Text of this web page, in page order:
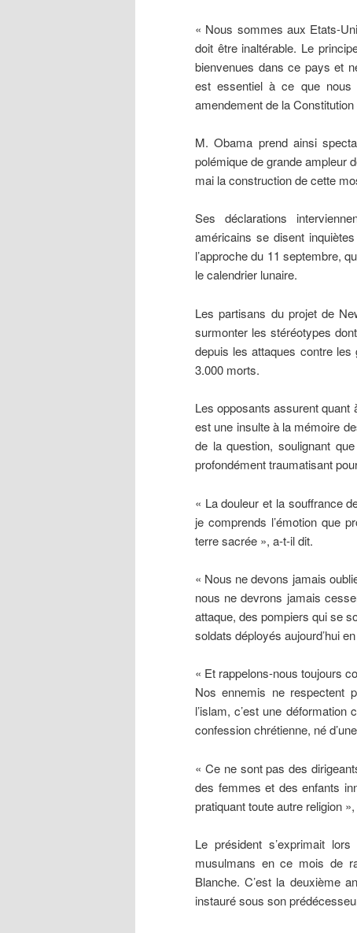
« Nous sommes aux Etats-
doit être inaltérable. Le
bienvenues dans ce pays et
est essentiel à ce que
amendement de la
M.Obama prend ainsi
polémique de grande ampleur
mai la construction de cette
Ses déclarations
américains se disent
l’approche du 11 septembre,
le calendrier lunaire.
Les partisans du projet de
surmonter les stéréotypes
depuis les attaques contre les
3.000 morts.
Les opposants assurent
est une insulte à la mémoire
de la question, soulignant
profondément traumatisant
« La douleur et la souffrance
je comprends l’émotion que
terre sacrée », a-t-il dit.
« Nous ne devons jamais
nous ne devrons jamais
attaque, des pompiers qui se
soldats déployés aujourd’hui
« Et rappelons-nous toujours
Nos ennemis ne respectent
l’islam, c’est une
confession chrétienne, né
« Ce ne sont pas des
des femmes et des enfants
pratiquant toute autre religion
Le président s’exprimait
musulmans en ce mois de
Blanche. C’est la deuxième
instauré sous son